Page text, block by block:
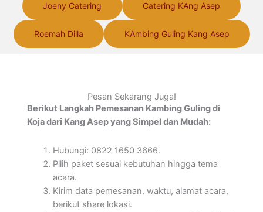
Joeny Catering Catering KAng Asep
Roemah Dilla KAmbing Guling Kang Asep
Pesan Sekarang Juga!
Berikut Langkah Pemesanan Kambing Guling di
Koja dari Kang Asep yang Simpel dan Mudah:
Hubungi: 0822 1650 3666.
Pilih paket sesuai kebutuhan hingga tema
acara.
Kirim data pemesanan, waktu, alamat acara,
berikut share lokasi.